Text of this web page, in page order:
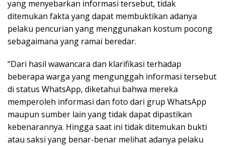
yang menyebarkan informasi tersebut, tidak
ditemukan fakta yang dapat membuktikan adanya
pelaku pencurian yang menggunakan kostum pocong
sebagaimana yang ramai beredar.
“Dari hasil wawancara dan klarifikasi terhadap
beberapa warga yang mengunggah informasi tersebut
di status WhatsApp, diketahui bahwa mereka
memperoleh informasi dan foto dari grup WhatsApp
maupun sumber lain yang tidak dapat dipastikan
kebenarannya. Hingga saat ini tidak ditemukan bukti
atau saksi yang benar-benar melihat adanya pelaku